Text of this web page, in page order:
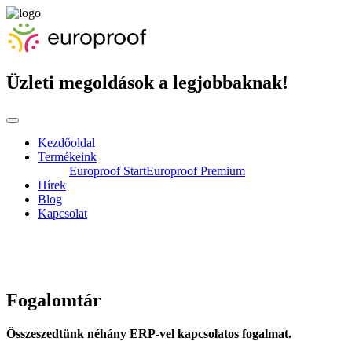
Üzleti megoldások a legjobbaknak!
Kezdőoldal
Termékeink
Europroof StartEuroproof Premium
Hírek
Blog
Kapcsolat
Fogalomtár
Összeszedtünk néhány ERP-vel kapcsolatos fogalmat.